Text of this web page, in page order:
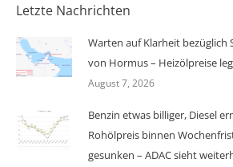
Letzte Nachrichten
Warten auf Klarheit bezüglich
von Hormus – Heizölpreise
August 7, 2026
Benzin etwas billiger, Diesel
Rohölpreis binnen
gesunken – ADAC sieht